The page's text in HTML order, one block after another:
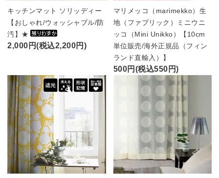
キッチンマット ソリッディー
【おしゃれ/ウォッシャブル/防
汚】★
2,000円(税込2,200円)
マリメッコ（marimekko）生
地（ファブリック）ミニウニ
ッコ（Mini Unikko）【10cm
単位販売/海外正規品（フィン
ランド直輸入）】
500円(税込550円)